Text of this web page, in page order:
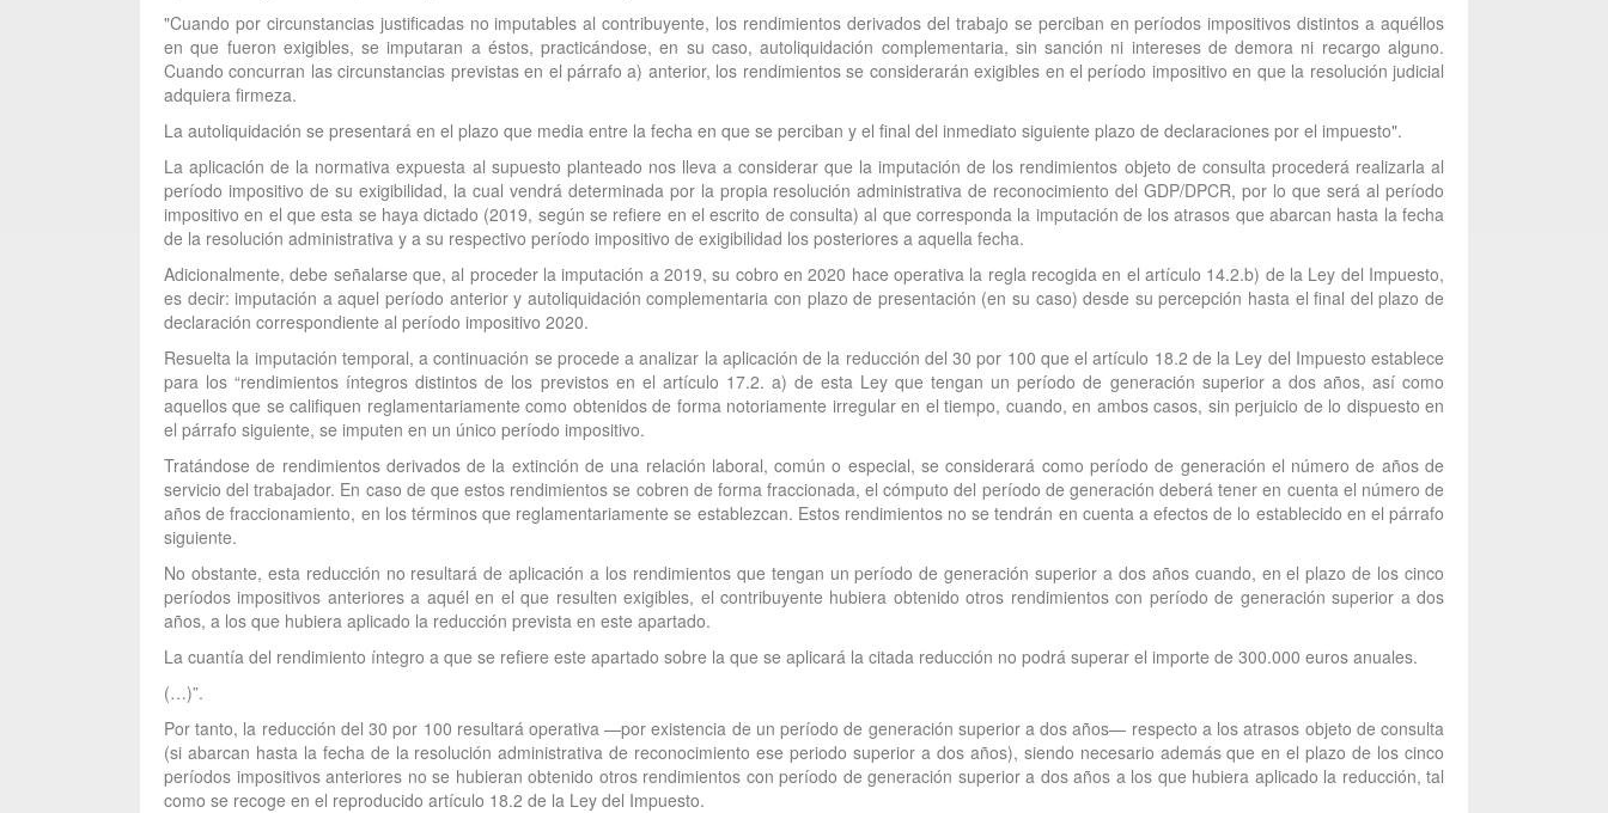
"Cuando por circunstancias justificadas no imputables al contribuyente, los rendimientos derivados del trabajo se perciban en períodos impositivos distintos a aquéllos
en que fueron exigibles, se imputaran a éstos, practicándose, en su caso, autoliquidación complementaria, sin sanción ni intereses de demora ni recargo alguno.
Cuando concurran las circunstancias previstas en el párrafo a) anterior, los rendimientos se considerarán exigibles en el período impositivo en que la resolución judicial
adquiera firmeza.
La autoliquidación se presentará en el plazo que media entre la fecha en que se perciban y el final del inmediato siguiente plazo de declaraciones por el impuesto".
La aplicación de la normativa expuesta al supuesto planteado nos lleva a considerar que la imputación de los rendimientos objeto de consulta procederá realizarla al
período impositivo de su exigibilidad, la cual vendrá determinada por la propia resolución administrativa de reconocimiento del GDP/DPCR, por lo que será al período
impositivo en el que esta se haya dictado (2019, según se refiere en el escrito de consulta) al que corresponda la imputación de los atrasos que abarcan hasta la fecha
de la resolución administrativa y a su respectivo período impositivo de exigibilidad los posteriores a aquella fecha.
Adicionalmente, debe señalarse que, al proceder la imputación a 2019, su cobro en 2020 hace operativa la regla recogida en el artículo 14.2.b) de la Ley del Impuesto,
es decir: imputación a aquel período anterior y autoliquidación complementaria con plazo de presentación (en su caso) desde su percepción hasta el final del plazo de
declaración correspondiente al período impositivo 2020.
Resuelta la imputación temporal, a continuación se procede a analizar la aplicación de la reducción del 30 por 100 que el artículo 18.2 de la Ley del Impuesto establece
para los “rendimientos íntegros distintos de los previstos en el artículo 17.2. a) de esta Ley que tengan un período de generación superior a dos años, así como
aquellos que se califiquen reglamentariamente como obtenidos de forma notoriamente irregular en el tiempo, cuando, en ambos casos, sin perjuicio de lo dispuesto en
el párrafo siguiente, se imputen en un único período impositivo.
Tratándose de rendimientos derivados de la extinción de una relación laboral, común o especial, se considerará como período de generación el número de años de
servicio del trabajador. En caso de que estos rendimientos se cobren de forma fraccionada, el cómputo del período de generación deberá tener en cuenta el número de
años de fraccionamiento, en los términos que reglamentariamente se establezcan. Estos rendimientos no se tendrán en cuenta a efectos de lo establecido en el párrafo
siguiente.
No obstante, esta reducción no resultará de aplicación a los rendimientos que tengan un período de generación superior a dos años cuando, en el plazo de los cinco
períodos impositivos anteriores a aquél en el que resulten exigibles, el contribuyente hubiera obtenido otros rendimientos con período de generación superior a dos
años, a los que hubiera aplicado la reducción prevista en este apartado.
La cuantía del rendimiento íntegro a que se refiere este apartado sobre la que se aplicará la citada reducción no podrá superar el importe de 300.000 euros anuales.
(…)”.
Por tanto, la reducción del 30 por 100 resultará operativa —por existencia de un período de generación superior a dos años— respecto a los atrasos objeto de consulta
(si abarcan hasta la fecha de la resolución administrativa de reconocimiento ese periodo superior a dos años), siendo necesario además que en el plazo de los cinco
períodos impositivos anteriores no se hubieran obtenido otros rendimientos con período de generación superior a dos años a los que hubiera aplicado la reducción, tal
como se recoge en el reproducido artículo 18.2 de la Ley del Impuesto.